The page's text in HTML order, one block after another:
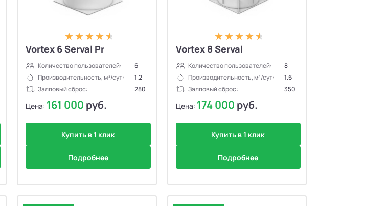
Vortex 6 Serval Pr
Количество пользователей:
6
Производительность, м³/сут:
1.2
Залповый сброс:
280
Цена: 161 000 руб.
Купить в 1 клик
Подробнее
Vortex 8 Serval
Количество пользователей:
8
Производительность, м³/сут:
1.6
Залповый сброс:
350
Цена: 174 000 руб.
Купить в 1 клик
Подробнее